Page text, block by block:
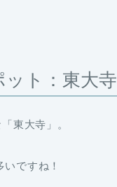
ット：東大寺
東大寺」。
ですね！